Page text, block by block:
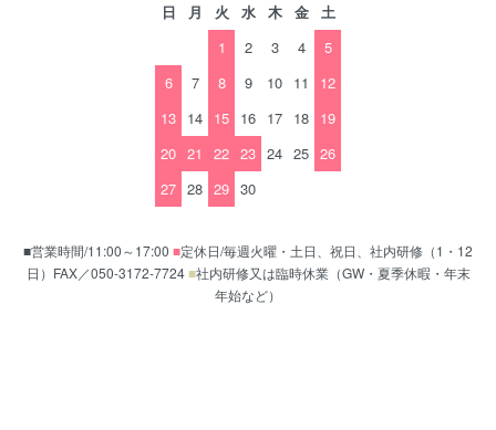
日 月 火 水 木 金
土
1
2 3 4
5
6
7 8 9 10 11
12
13 14 15 16 17 18 19
20 21 22 23 24 25 26
27 28 29 30
■営業時間/11:00～17:00 ■定休日/毎週火曜・土日、祝日、社内研修（1・12
日）FAX／050-3172-7724■社内研修又は臨時休業（GW・夏季休暇・年末
年始など）